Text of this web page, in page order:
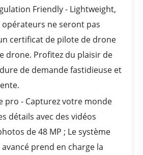
Friendly - Lightweight,
opérateurs ne seront pas
certificat de pilote de drone
drone. Profitez du plaisir de
de demande fastidieuse et
pro - Capturez votre monde
détails avec des vidéos
de 48 MP ; Le système
prend en charge la